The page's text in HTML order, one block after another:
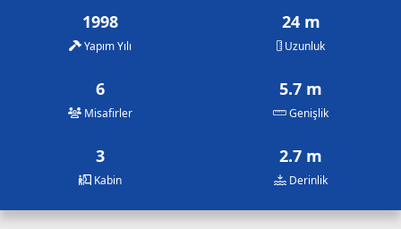
1998
Yapım Yılı
24 m
Uzunluk
6
Misafirler
5.7 m
Genişlik
3
Kabin
2.7 m
Derinlik